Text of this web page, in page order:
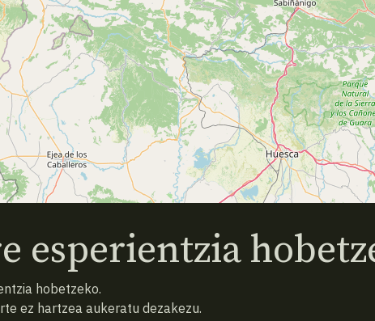
esperientzia
hobetzeko.
ez hartzea aukeratu dezakezu.